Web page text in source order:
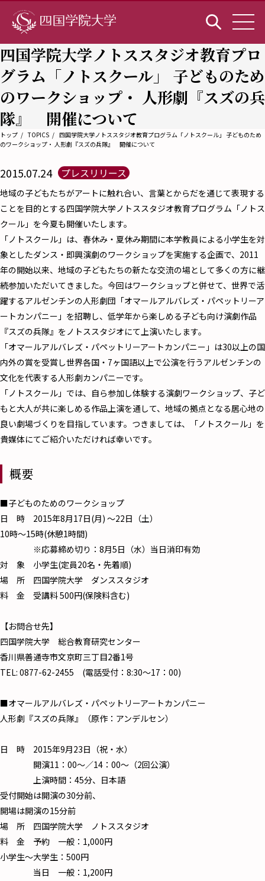
四国学院大学ノトススタジオ教育プロ
グラム「ノトスクール」 子どものため
のワークショップ・ 人形劇『スズの兵
隊』 開催について
トップ TOPICS
四国学院大学ノトススタジオ教育プログラム「ノトスクール」 子どものため
のワークショップ・ 人形劇『スズの兵隊』 開催について
2015.07.24 プレスリリース
地域の子どもたちがアートに触れ合い、言葉とからだを通じて表現する
ことを目的とする四国学院大学ノトススタジオ教育プログラム「ノトス
クール」を今夏も開催いたします。
「ノトスクール」は、春休み・夏休み期間に本学教員による小学生を対
象としたダンス・即興演劇のワークショップを実施する企画で、2011
年の開始以来、地域の子どもたちの新たな交流の場として多くの方に継
続参加いただいてきました。今回はワークショップと併せて、世界で活
躍するアルゼンチンの人形劇団「オマールアルバレズ・パペットリーア
ートカンパニー」を招聘し、低学年から楽しめる子ども向け演劇作品
『スズの兵隊』をノトススタジオにて上演いたします。
「オマールアルバレズ・パペットリーアートカンパニー」は30以上の国
内外の賞を受賞し世界各国・7ヶ国語以上で公演を行うアルゼンチンの
文化を代表する人形劇カンパニーです。
「ノトスクール」では、自ら参加し体験する演劇ワークショップ、子ど
もと大人が共に楽しめる作品上演を通して、地域の拠点となる居心地の
良い劇場づくりを目指しています。つきましては、「ノトスクール」を
貴媒体にてご紹介いただければ幸いです。
概要
■子どものためのワークショップ
日 時 2015年8月17日(月) ～22日（土）
10時～15時(休憩1時間)
※応募締め切り：8月5日（水）当日消印有効
対 象 小学生(定員20名・先着順)
場 所 四国学院大学 ダンススタジオ
料 金 受講料 500円(保険料含む)
【お問合せ先】
四国学院大学 総合教育研究センター
香川県善通寺市文京町三丁目2番1号
TEL: 0877-62-2455 (電話受付：8:30～17：00)
■オマールアルバレズ・パペットリーアートカンパニー
人形劇『スズの兵隊』（原作：アンデルセン）
日 時 2015年9月23日（祝・水）
開演11：00～／14：00～（2回公演）
上演時間：45分、日本語
受付開始は開演の30分前、
開場は開演の15分前
場 所 四国学院大学 ノトススタジオ
料 金 予約 一般：1,000円
小学生～大学生：500円
当日 一般：1,200円